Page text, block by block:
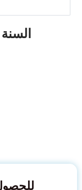
السنة